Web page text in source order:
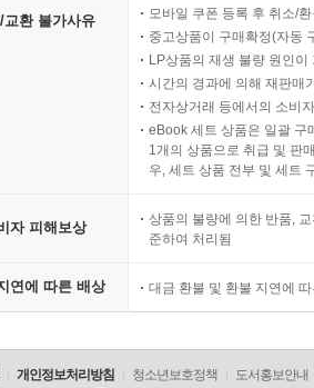
교환 불가사유
모바일 쿠폰 등록 후 취소/
중고상품이 구매확정(자동
LP상품의 재생 불량 원인
시간의 경과에 의해 재판매
전자상거래 등에서의 소비
eBook 세트 상품은 일괄 구
1개의 상품으로 취급 및 판
우, 세트 상품 전부 및 세트
자 피해보상
상품의 불량에 의한 반품,
준하여 처리됨
연에 따른 배상 대금 환불 및 환불 지연에
개인정보처리방침 청소년보호정책 도서홍보안내